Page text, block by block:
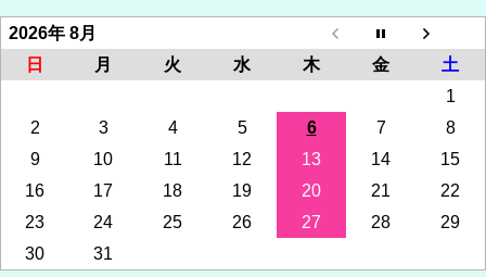
2026年 8月
日
月 火 水 木 金
土
1
2
3 4 5 6 7
8
9
10 11 12 13 14
15
16
17 18 19 20 21
22
23
24 25 26 27 28
29
30
31